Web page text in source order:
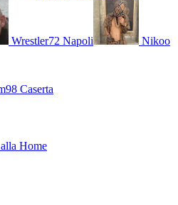
Wrestler72 Napoli Nikoo
Caserta
Home